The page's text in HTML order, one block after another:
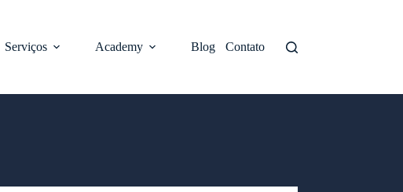
Serviços Academy Blog Contato